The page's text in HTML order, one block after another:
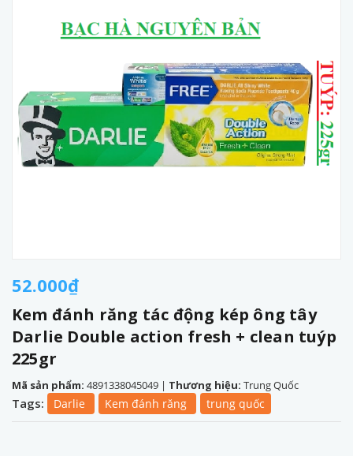
52.000₫
Kem đánh răng tác động kép ông tây
Darlie Double action fresh + clean tuýp
225gr
Mã sản phẩm: 4891338045049 | Thương hiệu: Trung Quốc
Tags: Darlie Kem đánh răng trung quốc